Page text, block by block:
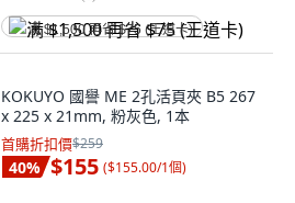
满 $1,500 再省 $75 (王道卡)
KOKUYO 國譽 ME 2孔活頁夾 B5 267
x 225 x 21mm, 粉灰色, 1本
首購折扣價$259
40% $155 ($155.00/1個)